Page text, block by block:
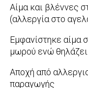
22
07-
Αίμα και βλέννες
(αλλεργία στο
09-
Εμφανίστηκε αίμα
μωρού ενώ
02-
Αποχή από
παραγωγής